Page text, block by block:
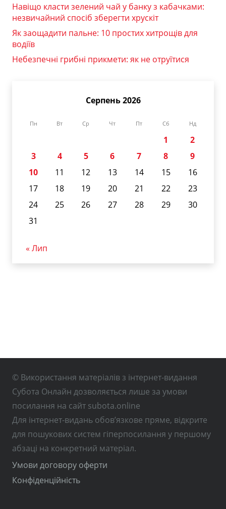
Навіщо класти зелений чай у банку з кабачками:
незвичайний спосіб зберегти хрускіт
Як заощадити пальне: 10 простих хитрощів для
водіїв
Небезпечні грибні прикмети: як не отруїтися
Серпень 2026
Пн Вт Ср Чт Пт Сб Нд
1
2
3
4 5 6 7 8
9
10
11 12 13 14 15
16
17
18 19 20 21 22
23
24
25 26 27 28 29
30
31
« Лип
© Використання матеріалів з інтернет-видання
Субота Онлайн дозволяється лише за умови
посилання на сайт subota.online
Для інтернет-видань обов’язкове пряме, відкрите
для пошукових систем гіперпосилання у першому
абзаці на конкретний матеріал.
Умови договору оферти
Конфіденційність